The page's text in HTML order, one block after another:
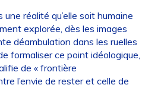
réalité qu’elle soit humaine
explorée, dès les images
déambulation dans les ruelles
formaliser ce point idéologique,
de « frontière
l’envie de rester et celle de